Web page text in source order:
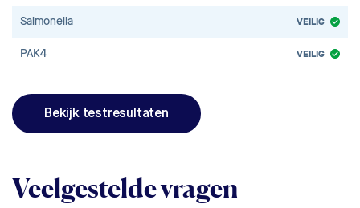
Salmonella VEILIG
PAK4 VEILIG
Bekijk testresultaten
Veelgestelde vragen